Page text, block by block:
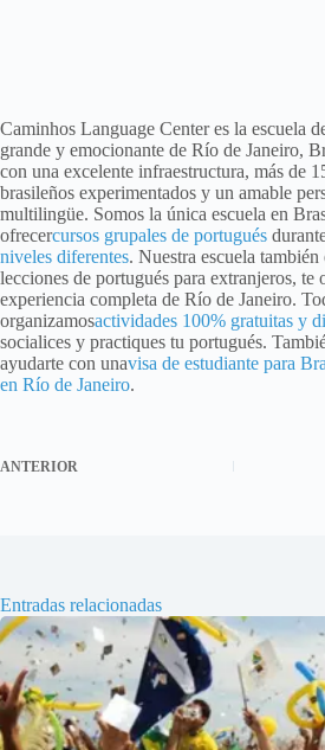
Caminhos Language Center es la escuela
grande y emocionante de Río de Janeiro,
con una excelente infraestructura, más de
brasileños experimentados y un amable
multilingüe. Somos la única escuela en
ofrecercursos grupales de portugués
niveles diferentes. Nuestra escuela
lecciones de portugués para extranjeros, te
experiencia completa de Río de Janeiro.
organizamosactividades 100% gratuitas y
socialices y practiques tu portugués.
ayudarte con unavisa de estudiante para
en Río de Janeiro.
ANTERIOR
Entradas relacionadas